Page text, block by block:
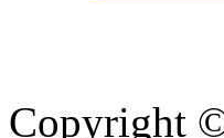
Copyright